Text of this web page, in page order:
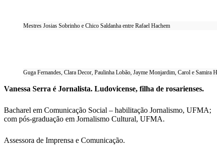
Mestres Josias Sobrinho e Chico Saldanha entre Rafael Hachem
Guga Fernandes, Clara Decor, Paulinha Lobão, Jayme Monjardim, Carol e Samira
Vanessa Serra é Jornalista. Ludovicense, filha de rosarienses.
Bacharel em Comunicação Social – habilitação Jornalismo, UFMA;
com pós-graduação em Jornalismo Cultural, UFMA.
Assessora de Imprensa e Comunicação.